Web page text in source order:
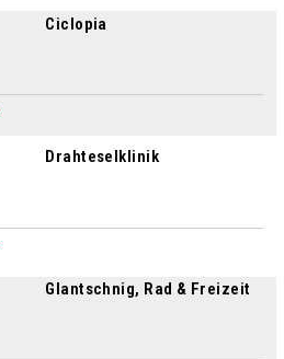
Ciclopia
Drahteselklinik
Glantschnig, Rad & Freizeit